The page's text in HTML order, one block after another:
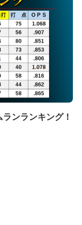
ンランキング！